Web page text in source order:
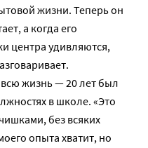
жизни. Теперь он
а когда его
центра удивляются,
жизнь — 20 лет был
в школе. «Это
без всяких
опыта хватит, но